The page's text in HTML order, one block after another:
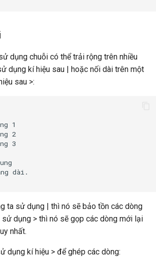
dụng chuỗi có thể trải rộng trên nhiều
dụng kí hiệu sau | hoặc nối dài trên một
sau >:
1
2
3
dài.
ta sử dụng | thì nó sẽ bảo tồn các dòng
sử dụng > thì nó sẽ gọp các dòng mới lại
nhất.
dụng kí hiệu > để ghép các dòng: